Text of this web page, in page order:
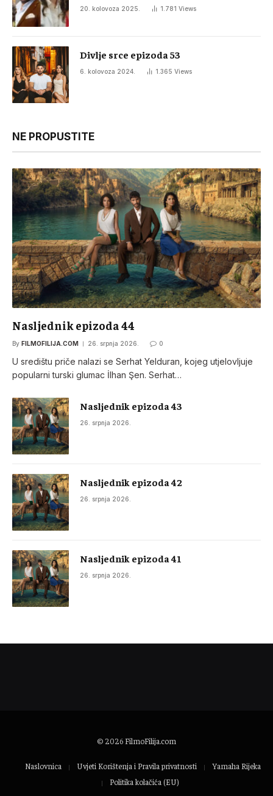
20. kolovoza 2025. 1.781 Views
Divlje srce epizoda 53
6. kolovoza 2024. 1.365 Views
NE PROPUSTITE
Nasljednik epizoda 44
By FILMOFILIJA.COM 26. srpnja 2026. 0
U središtu priče nalazi se Serhat Yelduran, kojeg utjelovljuje
popularni turski glumac İlhan Şen. Serhat…
Nasljednik epizoda 43
26. srpnja 2026.
Nasljednik epizoda 42
26. srpnja 2026.
Nasljednik epizoda 41
26. srpnja 2026.
© 2026FilmoFilija.com
Naslovnica Uvjeti Korištenja i Pravila privatnosti
Yamaha Rijeka
Politika kolačića (EU)